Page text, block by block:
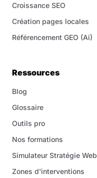
Croissance SEO
Création pages locales
Référencement GEO (Ai)
Ressources
Blog
Glossaire
Outils pro
Nos formations
Simulateur Stratégie Web
Zones d'interventions